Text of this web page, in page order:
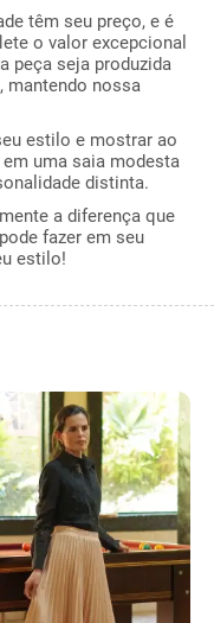
têm seu preço, e é
o valor excepcional
peça seja produzida
mantendo nossa
estilo e mostrar ao
uma saia modesta
distinta.
a diferença que
fazer em seu
estilo!